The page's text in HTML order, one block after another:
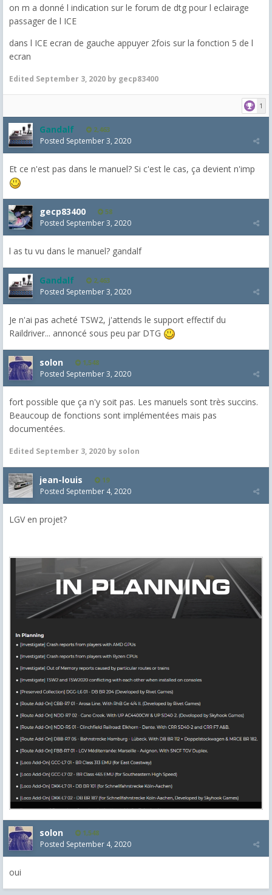
on m a donné l indication sur le forum de dtg pour l eclairage
passager de l ICE
dans l ICE ecran de gauche appuyer 2fois sur la fonction 5 de l
ecran
Edited September 3, 2020 by gecp83400
1
Gandalf 2,463
Posted September 3, 2020
Et ce n'est pas dans le manuel? Si c'est le cas, ça devient n'imp
gecp83400 58
Posted September 3, 2020
l as tu vu dans le manuel? gandalf
Gandalf 2,463
Posted September 3, 2020
Je n'ai pas acheté TSW2, j'attends le support effectif du
Raildriver... annoncé sous peu par DTG
solon 1,548
Posted September 3, 2020
fort possible que ça n'y soit pas. Les manuels sont très succins.
Beaucoup de fonctions sont implémentées mais pas
documentées.
Edited September 3, 2020 by solon
jean-louis 19
Posted September 4, 2020
LGV en projet?
solon 1,548
Posted September 4, 2020
oui